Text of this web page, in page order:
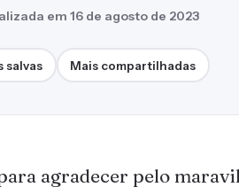
em 16 de agosto de 2023
salvas Mais compartilhadas
agradecer pelo